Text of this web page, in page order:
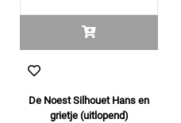
De Noest Silhouet Hans en
grietje (uitlopend)